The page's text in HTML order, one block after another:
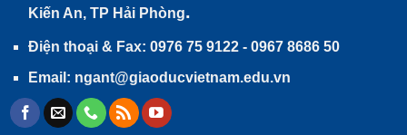
Kiến An, TP Hải Phòng.
Điện thoại & Fax: 0976 75 9122 - 0967 8686 50
Email: ngant@giaoducvietnam.edu.vn